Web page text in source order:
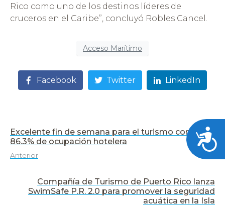
Rico como uno de los destinos líderes de
cruceros en el Caribe”, concluyó Robles Cancel.
Acceso Marítimo
Facebook Twitter LinkedIn
Excelente fin de semana para el turismo con un
86.3% de ocupación hotelera
Anterior
Compañía de Turismo de Puerto Rico lanza
SwimSafe P.R. 2.0 para promover la seguridad
acuática en la Isla